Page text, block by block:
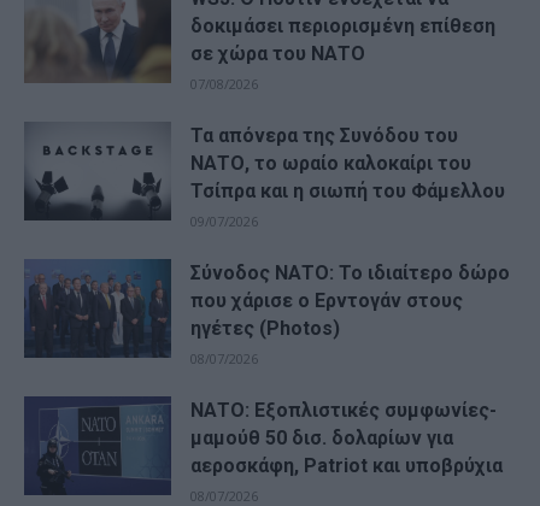
δοκιμάσει περιορισμένη επίθεση
σε χώρα του ΝΑΤΟ
07/08/2026
Τα απόνερα της Συνόδου του
ΝΑΤΟ, το ωραίο καλοκαίρι του
Τσίπρα και η σιωπή του Φάμελλου
09/07/2026
Σύνοδος ΝΑΤΟ: Το ιδιαίτερο δώρο
που χάρισε ο Ερντογάν στους
ηγέτες (Photos)
08/07/2026
ΝΑΤΟ: Εξοπλιστικές συμφωνίες-
μαμούθ 50 δισ. δολαρίων για
αεροσκάφη, Patriot και υποβρύχια
08/07/2026